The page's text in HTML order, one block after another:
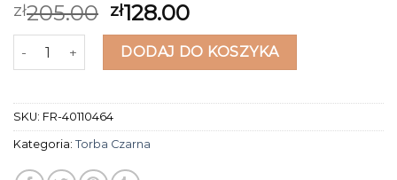
zł205.00 zł128.00
ilość torba czarnaDODAJ DO KOSZYKA
SKU: FR-40110464
Kategoria: Torba Czarna